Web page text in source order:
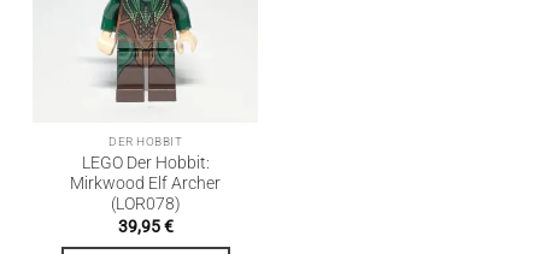
DER HOBBIT
LEGO Der Hobbit:
Mirkwood Elf Archer
(LOR078)
39,95€